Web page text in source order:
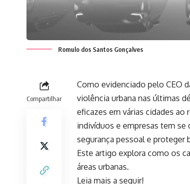
Romulo dos Santos Gonçalves
Compartilhar
Como evidenciado pelo CEO
violência urbana nas últimas
eficazes em várias cidades
indivíduos e empresas tem se
segurança pessoal e proteger
Este artigo explora como os
áreas urbanas.
Leia mais a seguir!